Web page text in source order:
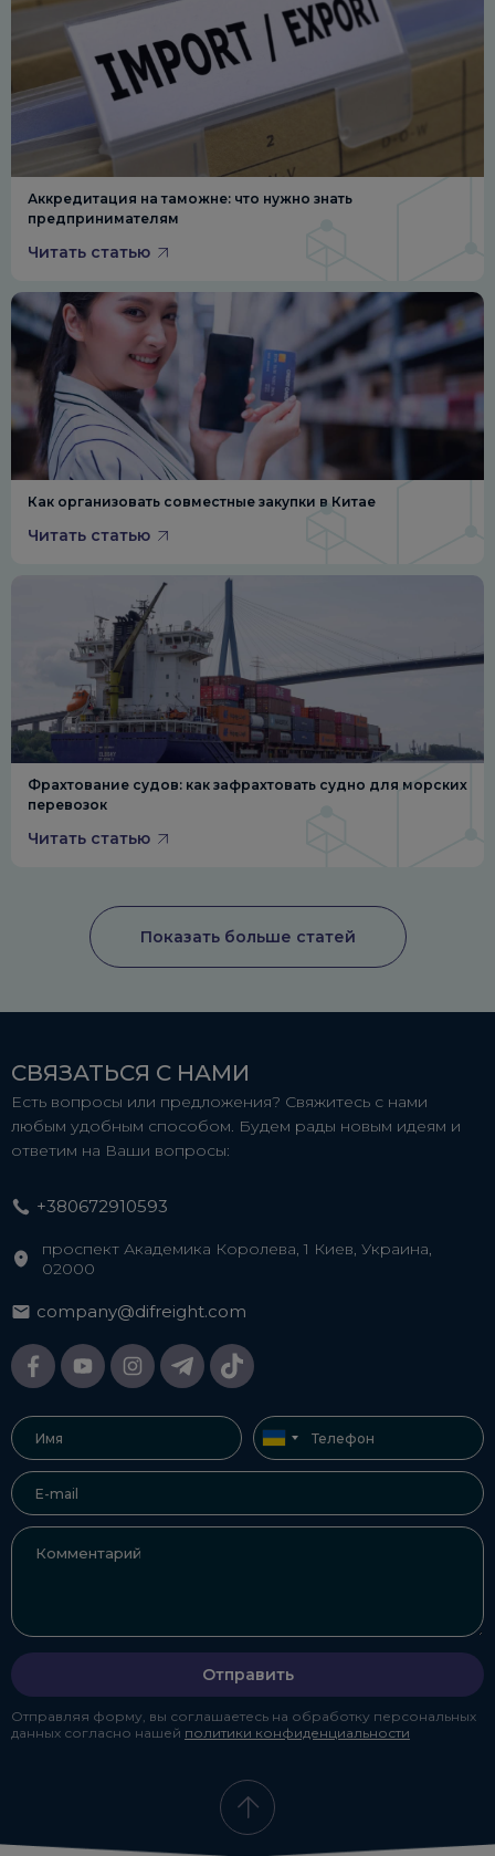
Аккредитация на таможне: что нужно знать
предпринимателям
Читать статью
Как организовать совместные закупки в Китае
Читать статью
Фрахтование судов: как зафрахтовать судно для морских
перевозок
Читать статью
Показать больше статей
СВЯЗАТЬСЯ С НАМИ
Есть вопросы или предложения? Свяжитесь с нами
любым удобным способом. Будем рады новым идеям и
ответим на Ваши вопросы:
+380672910593
проспект Академика Королева, 1 Киев, Украина,
02000
company@difreight.com
Отправить
Отправляя форму, вы соглашаетесь на обработку персональных
данных согласно нашей политики конфиденциальности